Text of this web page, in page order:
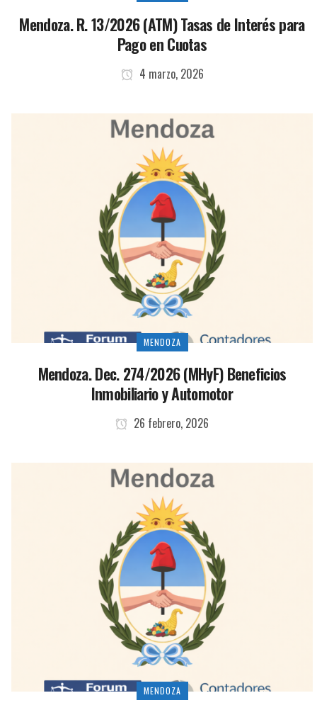
Mendoza. R. 13/2026 (ATM) Tasas de Interés para
Pago en Cuotas
4 marzo, 2026
MENDOZA
Mendoza. Dec. 274/2026 (MHyF) Beneficios
Inmobiliario y Automotor
26 febrero, 2026
MENDOZA